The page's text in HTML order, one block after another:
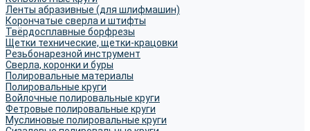
Ленты абразивные (для шлифмашин)
Корончатые сверла и штифты
Твёрдосплавные борфрезы
Щетки технические, щетки-крацовки
Резьбонарезной инструмент
Сверла, коронки и буры
Полировальные материалы
Полировальные круги
Войлочные полировальные круги
Фетровые полировальные круги
Муслиновые полировальные круги